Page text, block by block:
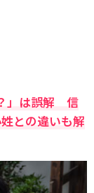
」は誤解 信
との違いも解